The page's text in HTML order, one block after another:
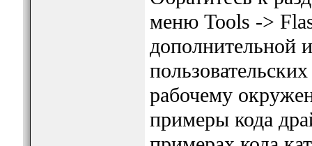
меню Tools ->
дополнительной
рабочему
примеры кода